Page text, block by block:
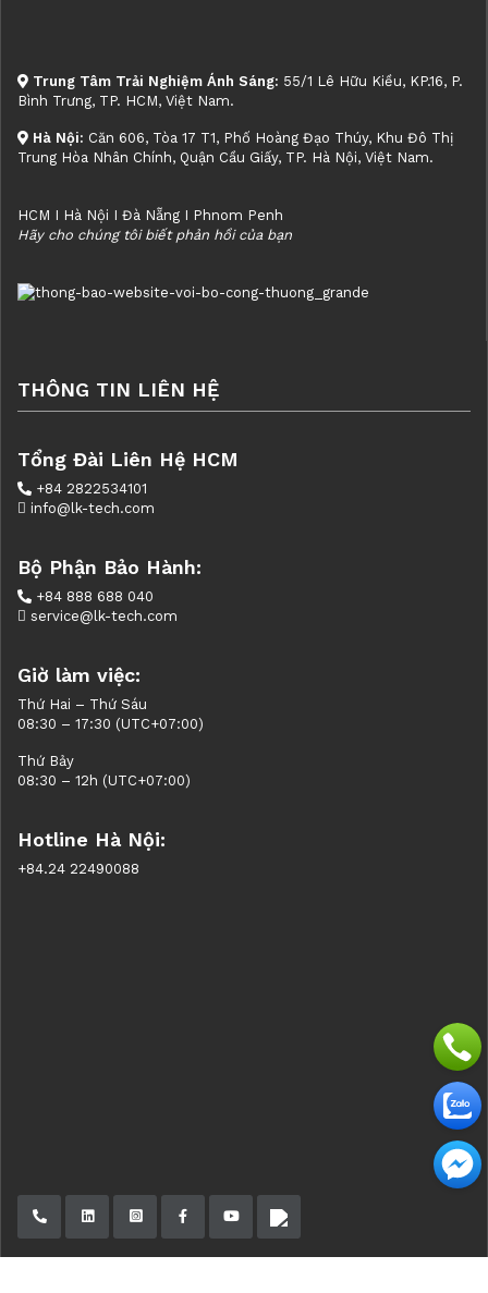
Trung Tâm Trải Nghiệm Ánh Sáng: 55/1 Lê Hữu Kiều, KP.16, P.
Bình Trưng, TP. HCM, Việt Nam.
Hà Nội: Căn 606, Tòa 17 T1, Phố Hoàng Đạo Thúy, Khu Đô Thị
Trung Hòa Nhân Chính, Quận Cầu Giấy, TP. Hà Nội, Việt Nam.
HCM I Hà Nội I Đà Nẵng I Phnom Penh
Hãy cho chúng tôi biết phản hồi của bạn
THÔNG TIN LIÊN HỆ
Tổng Đài Liên Hệ HCM
+84 2822534101
info@lk-tech.com
Bộ Phận Bảo Hành:
+84 888 688 040
service@lk-tech.com
Giờ làm việc:
Thứ Hai – Thứ Sáu
08:30 – 17:30 (UTC+07:00)
Thứ Bảy
08:30 – 12h (UTC+07:00)
Hotline Hà Nội:
+84.24 22490088